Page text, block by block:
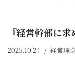
『経営幹部に求
2025.10.24 経営理